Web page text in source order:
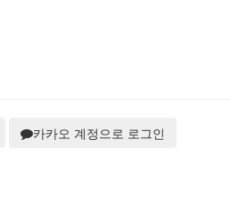
카카오 계정으로 로그인